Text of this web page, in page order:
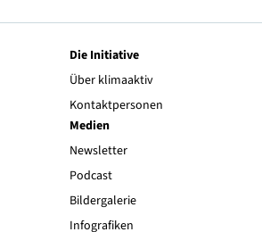
Die Initiative
Über klimaaktiv
Kontaktpersonen
Medien
Newsletter
Podcast
Bildergalerie
Infografiken